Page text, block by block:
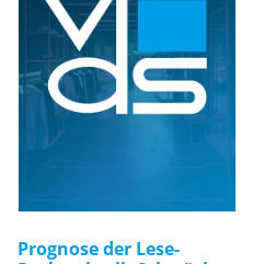
Prognose der Lese-